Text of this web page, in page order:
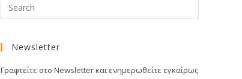
Newsletter
Γραφτείτε στο Newsletter και ενημερωθείτε εγκαίρως